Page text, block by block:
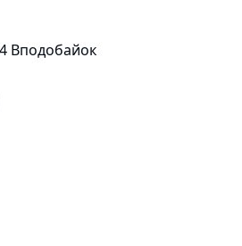
Вподобайок